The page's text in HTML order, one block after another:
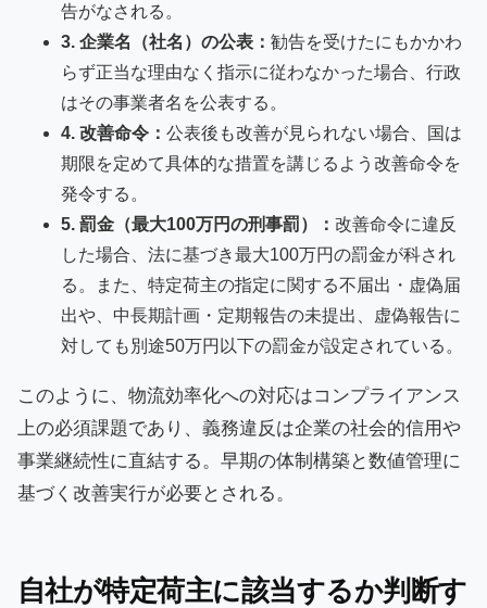
告がなされる。
3. 企業名（社名）の公表： 勧告を受けたにもかかわ
らず正当な理由なく指示に従わなかった場合、行政
はその事業者名を公表する。
4. 改善命令： 公表後も改善が見られない場合、国は
期限を定めて具体的な措置を講じるよう改善命令を
発令する。
5. 罰金（最大100万円の刑事罰）： 改善命令に違反
した場合、法に基づき最大100万円の罰金が科され
る。また、特定荷主の指定に関する不届出・虚偽届
出や、中長期計画・定期報告の未提出、虚偽報告に
対しても別途50万円以下の罰金が設定されている。
このように、物流効率化への対応はコンプライアンス
上の必須課題であり、義務違反は企業の社会的信用や
事業継続性に直結する。早期の体制構築と数値管理に
基づく改善実行が必要とされる。
自社が特定荷主に該当するか判断す